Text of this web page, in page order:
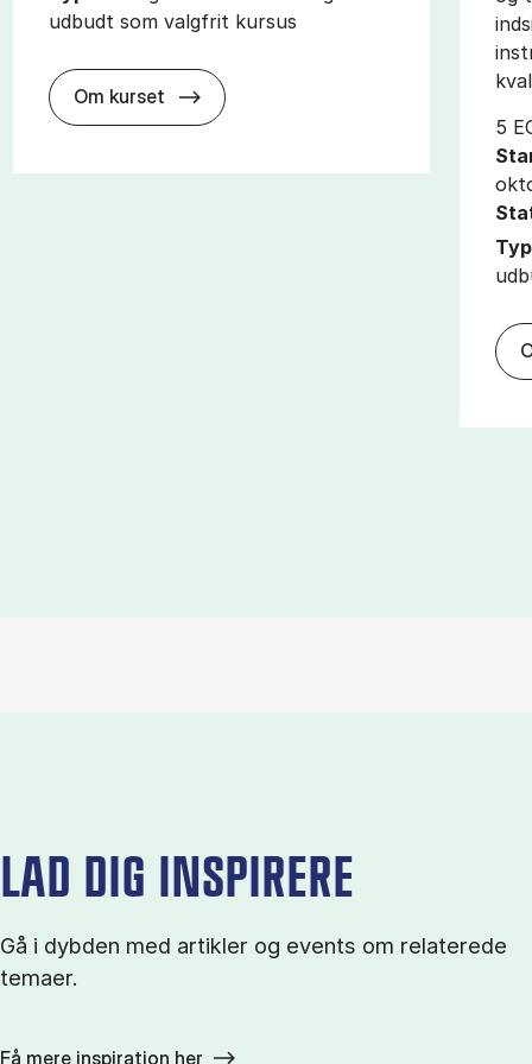
udbudt som valgfrit kursus
Om kurset about
5
LAD DIG INSPIRERE
Gå i dybden med artikler og events om relaterede
temaer.
Få mere inspiration her